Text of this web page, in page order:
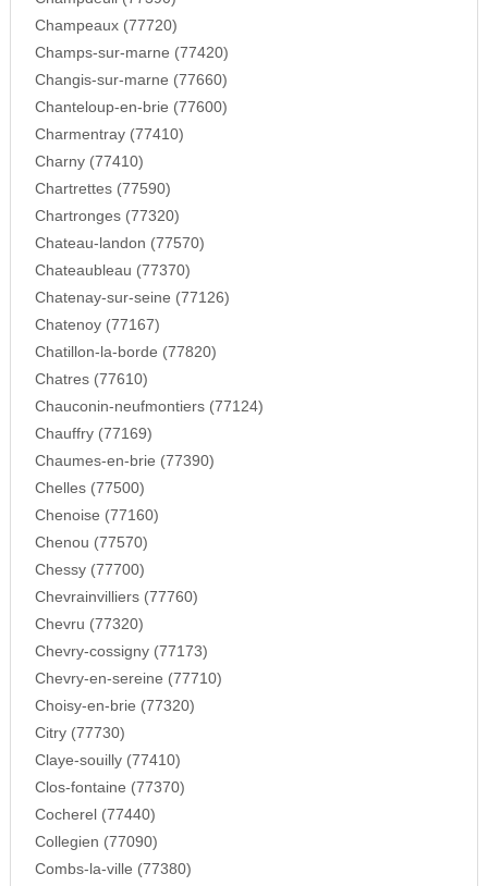
Champeaux (77720)
Champs-sur-marne (77420)
Changis-sur-marne (77660)
Chanteloup-en-brie (77600)
Charmentray (77410)
Charny (77410)
Chartrettes (77590)
Chartronges (77320)
Chateau-landon (77570)
Chateaubleau (77370)
Chatenay-sur-seine (77126)
Chatenoy (77167)
Chatillon-la-borde (77820)
Chatres (77610)
Chauconin-neufmontiers (77124)
Chauffry (77169)
Chaumes-en-brie (77390)
Chelles (77500)
Chenoise (77160)
Chenou (77570)
Chessy (77700)
Chevrainvilliers (77760)
Chevru (77320)
Chevry-cossigny (77173)
Chevry-en-sereine (77710)
Choisy-en-brie (77320)
Citry (77730)
Claye-souilly (77410)
Clos-fontaine (77370)
Cocherel (77440)
Collegien (77090)
Combs-la-ville (77380)